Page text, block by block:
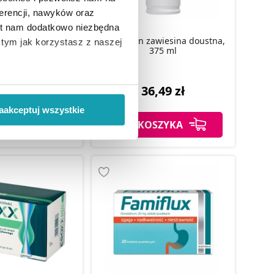
nawyków oraz
dodatkowo niezbędna
tym jak korzystasz z naszej
się zbieranie danych o
z brakiem dostępu do
wszystkie
Max Protect
refluks i zgagę
10 ml, 10 szt.
zł
Alugastrin zawiesina doustna,
375 ml
36,49 zł
DO KOSZYKA